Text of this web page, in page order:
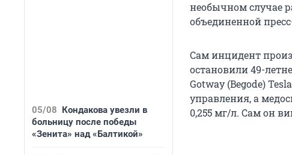
05/08 Кондакова увезли в
больницу после победы
«Зенита» над «Балтикой»
необычном случае
объединенной
Сам инцидент
остановили49-
Gotway (Begode)
управления,а
0,255 мг/л. Сам он